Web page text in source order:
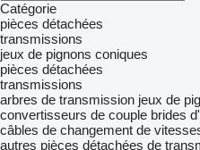
Catégorie
pièces détachées
transmissions
jeux de pignons coniques
pièces détachées
transmissions
arbres de transmission jeux de
convertisseurs de couple brides
câbles de changement de
autres pièces détachées de